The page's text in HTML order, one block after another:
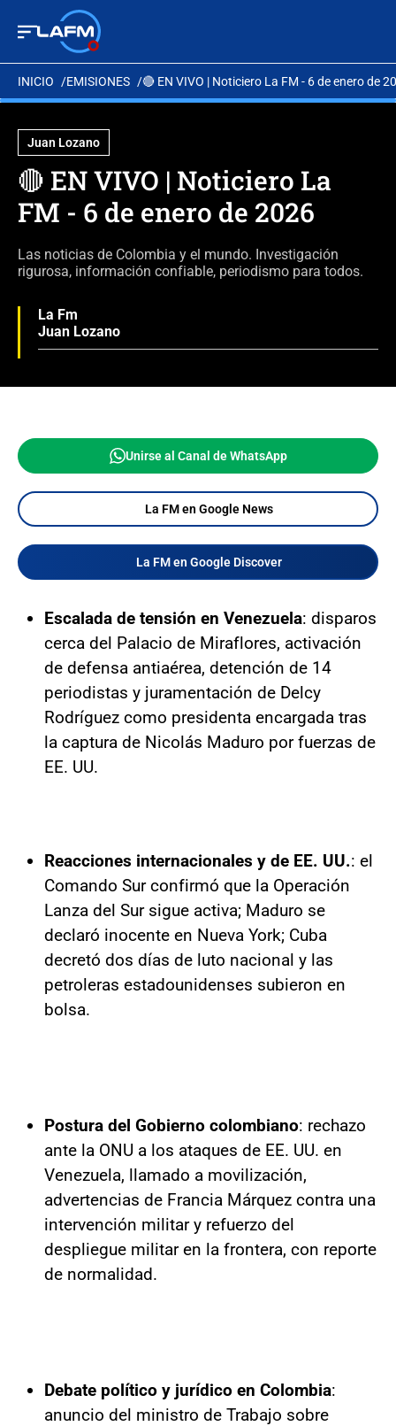
INICIO EMISIONES 🔴 EN VIVO | Noticiero La FM - 6 de enero de
Juan Lozano
🔴 EN VIVO | Noticiero La
FM - 6 de enero de 2026
Las noticias de Colombia y el mundo. Investigación
rigurosa, información confiable, periodismo para todos.
La Fm
Juan Lozano
Unirse al Canal de WhatsApp
La FM en Google News
La FM en Google Discover
Escalada de tensión en Venezuela: disparos
cerca del Palacio de Miraflores, activación
de defensa antiaérea, detención de 14
periodistas y juramentación de Delcy
Rodríguez como presidenta encargada tras
la captura de Nicolás Maduro por fuerzas de
EE. UU.
Reacciones internacionales y de EE. UU.: el
Comando Sur confirmó que la Operación
Lanza del Sur sigue activa; Maduro se
declaró inocente en Nueva York; Cuba
decretó dos días de luto nacional y las
petroleras estadounidenses subieron en
bolsa.
Postura del Gobierno colombiano: rechazo
ante la ONU a los ataques de EE. UU. en
Venezuela, llamado a movilización,
advertencias de Francia Márquez contra una
intervención militar y refuerzo del
despliegue militar en la frontera, con reporte
de normalidad.
Debate político y jurídico en Colombia:
anuncio del ministro de Trabajo sobre